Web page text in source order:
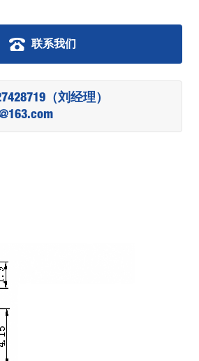
联系我们
（刘经理）